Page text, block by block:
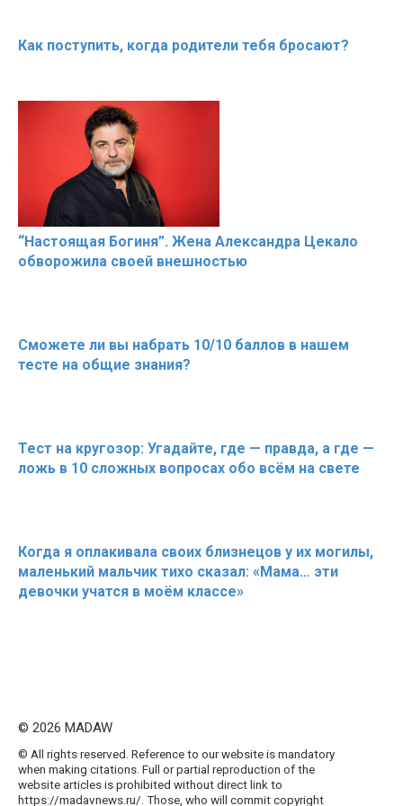
Как поступить, когда родители тебя бросают?
“Настоящая Богиня”. Жена Александра Цекало
обворожила своей внешностью
Сможете ли вы набрать 10/10 баллов в нашем
тесте на общие знания?
Тест на кругозор: Угадайте, где — правда, а где —
ложь в 10 сложных вопросах обо всём на свете
Когда я оплакивала своих близнецов у их могилы,
маленький мальчик тихо сказал: «Мама… эти
девочки учатся в моём классе»
© 2026 MADAW
© All rights reserved. Reference to our website is mandatory
when making citations. Full or partial reproduction of the
website articles is prohibited without direct link to
https://madavnews.ru/. Those, who will commit copyright